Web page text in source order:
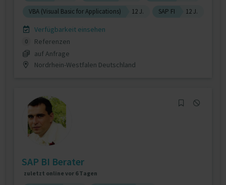
VBA (Visual Basic for Applications)
12 J. SAP FI 12 J.
Verfügbarkeit einsehen
0
Referenzen
auf Anfrage
Nordrhein-Westfalen Deutschland
SAP BI Berater
zuletzt online vor 6 Tagen